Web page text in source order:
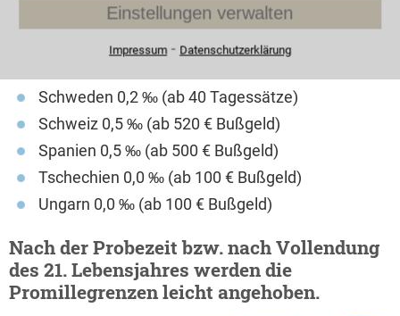
Österreich 0,5 ‰ (ab 300 € Bußgeld)
Polen 0,2 ‰ (bis 1.200 € Bußgeld)
Schweden 0,2 ‰ (ab 40 Tagessätze)
Schweiz 0,5 ‰ (ab 520 € Bußgeld)
Spanien 0,5 ‰ (ab 500 € Bußgeld)
Tschechien 0,0 ‰ (ab 100 € Bußgeld)
Ungarn 0,0 ‰ (ab 100 € Bußgeld)
Nach der Probezeit bzw. nach Vollendung
des 21. Lebensjahres werden die
Promillegrenzen leicht angehoben.
Einstellungen verwalten
Impressum⁃ Datenschutzerklärung